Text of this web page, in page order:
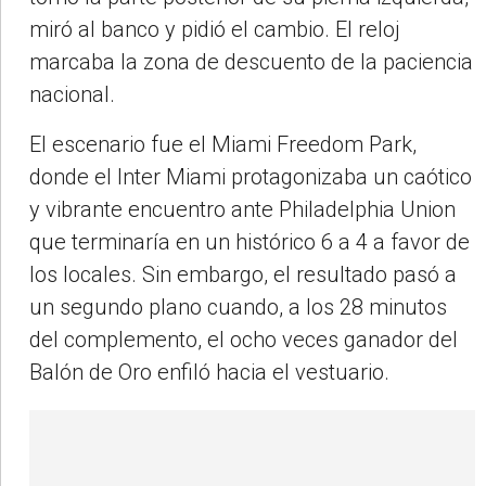
miró al banco y pidió el cambio. El reloj
marcaba la zona de descuento de la paciencia
nacional.
El escenario fue el Miami Freedom Park,
donde el Inter Miami protagonizaba un caótico
y vibrante encuentro ante Philadelphia Union
que terminaría en un histórico 6 a 4 a favor de
los locales. Sin embargo, el resultado pasó a
un segundo plano cuando, a los 28 minutos
del complemento, el ocho veces ganador del
Balón de Oro enfiló hacia el vestuario.